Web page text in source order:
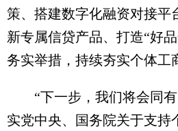
策、搭建数字化融资对接平
新专属信贷产品、打造“好
务实举措，持续夯实个体工
“下一步，我们将会同有
实党中央、国务院关于支持